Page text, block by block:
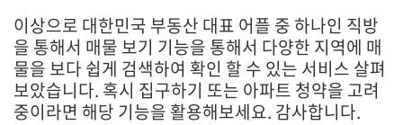
이상으로 대한민국 부동산 대표 어플 중 하나인 직방
을 통해서 매물 보기 기능을 통해서 다양한 지역에 매
물을 보다 쉽게 검색하여 확인 할 수 있는 서비스 살펴
보았습니다. 혹시 집구하기 또는 아파트 청약을 고려
중이라면 해당 기능을 활용해보세요. 감사합니다.